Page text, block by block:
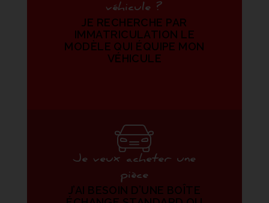
véhicule ?
JE RECHERCHE PAR
IMMATRICULATION LE
MODÈLE QUI ÉQUIPE MON
VÉHICULE
Je veux acheter une
pièce
J’AI BESOIN D’UNE BOÎTE